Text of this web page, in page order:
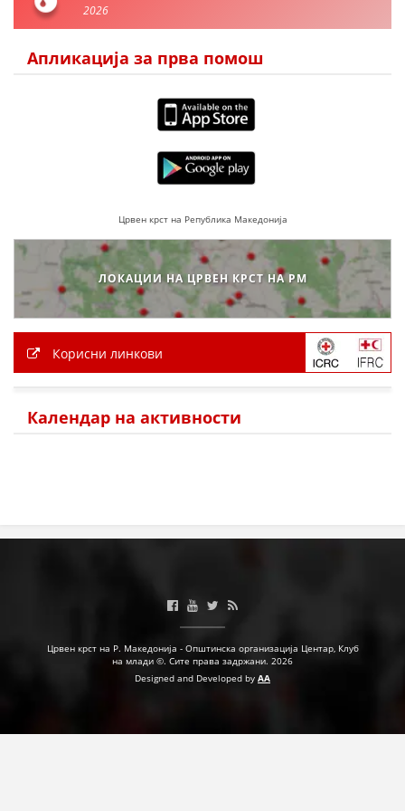
ПРИРАЧНИЦИ
СТРАТЕГИИ
ЕДУКАТИВНО ИНФОРМАТИВНИ МАТЕРИЈАЛИ
БРОШУРИ
ПОСТЕРИ
ПРЕЗЕНТАЦИИ
2026
Апликација за прва помош
Црвен крст на Република Македонија
ЛОКАЦИИ НА ЦРВЕН КРСТ НА РМ
Корисни линкови
Календар на активности
Црвен крст на Р. Македонија - Општинска организација Центар, Клуб
на млади ©. Сите права задржани. 2026
Designed and Developed by AA